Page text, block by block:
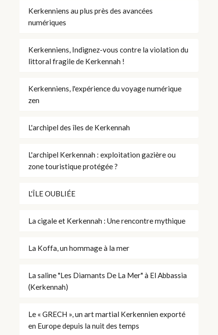
Kerkenniens au plus près des avancées
numériques
Kerkenniens, Indignez-vous contre la violation du
littoral fragile de Kerkennah !
Kerkenniens, l'expérience du voyage numérique
zen
L'archipel des îles de Kerkennah
L'archipel Kerkennah : exploitation gazière ou
zone touristique protégée ?
L'ÎLE OUBLIÉE
La cigale et Kerkennah : Une rencontre mythique
La Koffa, un hommage à la mer
La saline "Les Diamants De La Mer" à El Abbassia
(Kerkennah)
Le « GRECH », un art martial Kerkennien exporté
en Europe depuis la nuit des temps